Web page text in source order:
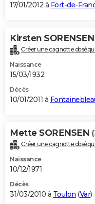
17/01/2012 à Fort-de-
Kirsten SORENSEN
Créer une cagnotte
Naissance
15/03/1932
Décès
10/01/2011 à
Mette SORENSEN
Créer une cagnotte
Naissance
10/12/1971
Décès
31/03/2010 à Toulon (Var)